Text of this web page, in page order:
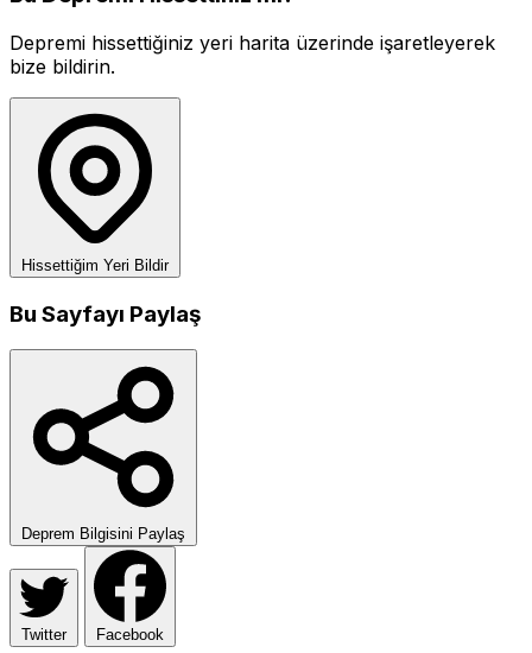
Depremi hissettiğiniz yeri harita üzerinde işaretleyerek
bize bildirin.
Hissettiğim Yeri Bildir
Bu Sayfayı Paylaş
Deprem Bilgisini Paylaş
Twitter Facebook